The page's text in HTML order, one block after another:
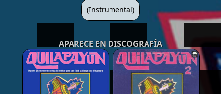
(Instrumental)
APARECE EN DISCOGRAFÍA